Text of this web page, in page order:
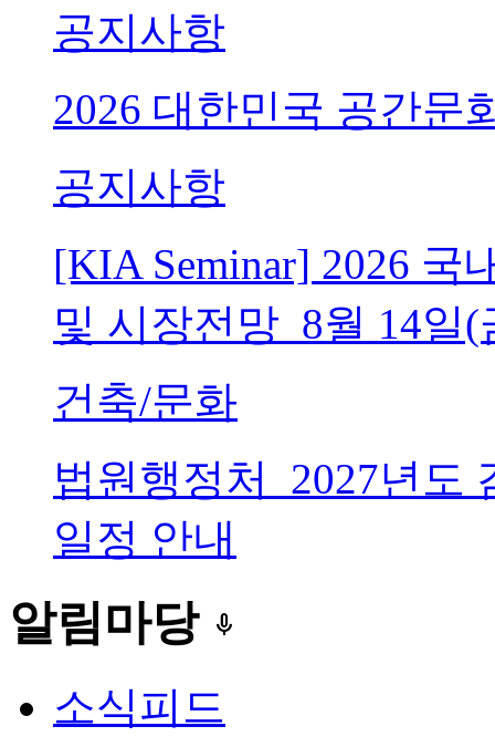
공지사항
2026 대한민국 공간문
공지사항
[KIA Seminar] 2026 국
및 시장전망_8월 14일(
건축/문화
법원행정처_2027년도
일정 안내
알림마당 keyboard_voice
소식피드